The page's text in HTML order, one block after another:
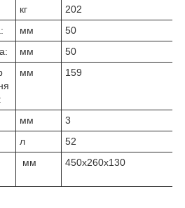
кг
202
мм
50
мм
50
мм 159
мм
3
л
52
мм 450х260х130